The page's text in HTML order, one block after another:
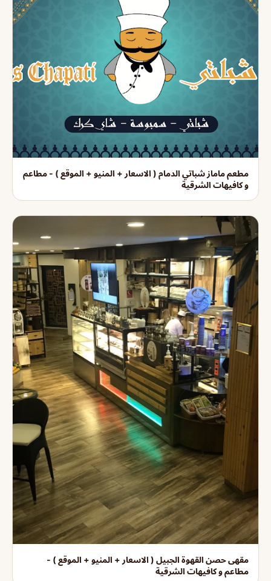
مطعم ماماز شباتي الدمام ( الاسعار + المنيو + الموقع ) - مطاعم
و كافيهات الشرقية
مقهى حصن القهوة الجبيل ( الاسعار + المنيو + الموقع ) -
مطاعم و كافيهات الشرقية